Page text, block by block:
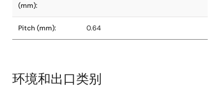
(mm):
Pitch (mm): 0.64
环境和出口类别